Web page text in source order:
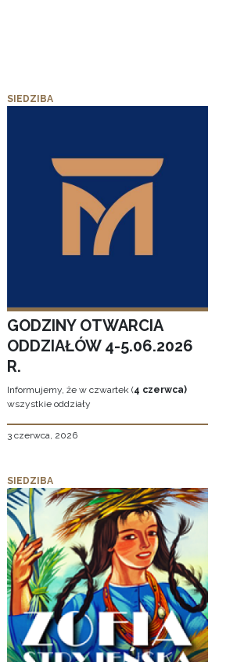
SIEDZIBA
GODZINY OTWARCIA
ODDZIAŁÓW 4-5.06.2026
R.
Informujemy, że w czwartek (4 czerwca)
wszystkie oddziały
3 czerwca, 2026
SIEDZIBA